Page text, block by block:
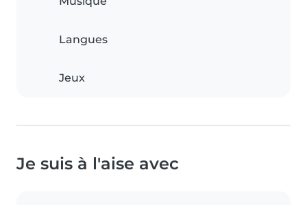
Langues
Jeux
Je suis à l'aise avec